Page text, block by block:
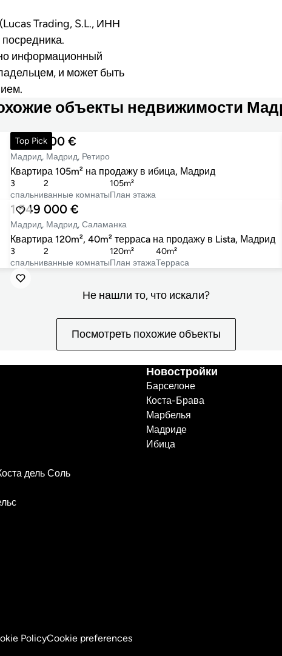
Trading, S.L., ИНН
информационный
и может быть
объекты недвижимости
Top Pick
1 148 000 €
Мадрид, Мадрид, Ретиро
Квартира 105m² на продажу в ибица, Мадрид
cпальни
3
ванные комнаты
2
План этажа
105m²
1 549 000 €
Мадрид, Мадрид, Саламанка
Квартира 120m², 40m² террасa на продажу в Lista, Мадрид
cпальни
3
ванные комнаты
2
План этажа
120m²
Терраса
40m²
Не нашли то, что искали?
Посмотреть похожие объекты
дель Соль
Новостройки
Барселоне
Коста-Брава
Марбелья
Мадриде
Ибица
PolicyCookie preferences